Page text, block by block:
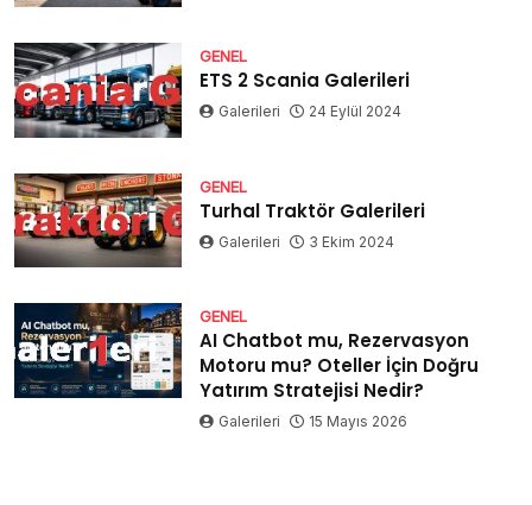
GENEL
ETS 2 Scania Galerileri
Galerileri 24 Eylül 2024
GENEL
Turhal Traktör Galerileri
Galerileri 3 Ekim 2024
GENEL
AI Chatbot mu, Rezervasyon
Motoru mu? Oteller İçin Doğru
Yatırım Stratejisi Nedir?
Galerileri 15 Mayıs 2026